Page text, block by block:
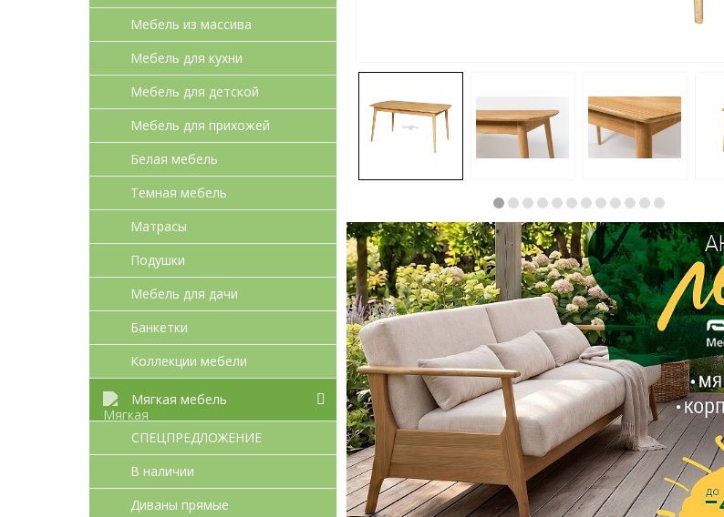
Мебель из массива
Мебель для кухни
Мебель для детcкой
Мебель для прихожей
Белая мебель
Темная мебель
Матрасы
Подушки
Мебель для дачи
Банкетки
Коллекции мебели
Мягкая мебель
СПЕЦПРЕДЛОЖЕНИЕ
В наличии
Диваны прямые